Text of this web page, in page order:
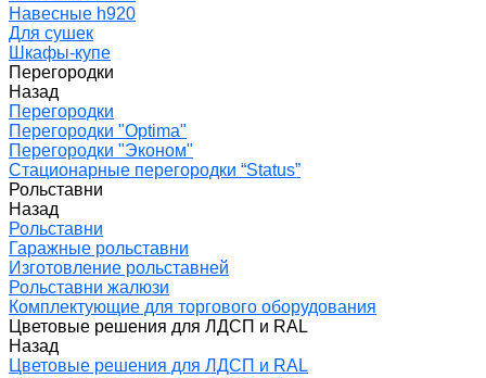
Навесные h920
Для сушек
Шкафы-купе
Перегородки
Назад
Перегородки
Перегородки "Optima"
Перегородки "Эконом"
Стационарные перегородки “Status”
Рольставни
Назад
Рольставни
Гаражные рольставни
Изготовление рольставней
Рольставни жалюзи
Комплектующие для торгового оборудования
Цветовые решения для ЛДСП и RAL
Назад
Цветовые решения для ЛДСП и RAL